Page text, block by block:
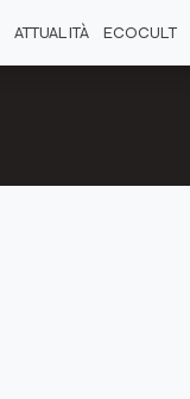
ATTUALITÀ ECOCULT